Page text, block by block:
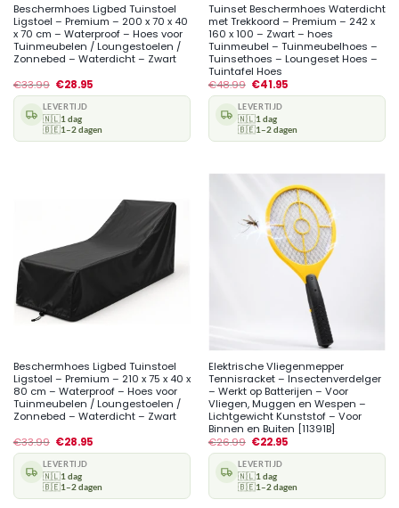
Beschermhoes Ligbed Tuinstoel
Ligstoel – Premium – 200 x 70 x 40
x 70 cm – Waterproof – Hoes voor
Tuinmeubelen / Loungestoelen /
Zonnebed – Waterdicht – Zwart
€33.99 €28.95
LEVERTIJD
🇳🇱1 dag
🇧🇪1–2 dagen
Tuinset Beschermhoes Waterdicht
met Trekkoord – Premium – 242 x
160 x 100 – Zwart – hoes
Tuinmeubel – Tuinmeubelhoes –
Tuinsethoes – Loungeset Hoes –
Tuintafel Hoes
€48.99 €41.95
LEVERTIJD
🇳🇱1 dag
🇧🇪1–2 dagen
Beschermhoes Ligbed Tuinstoel
Ligstoel – Premium – 210 x 75 x 40 x
80 cm – Waterproof – Hoes voor
Tuinmeubelen / Loungestoelen /
Zonnebed – Waterdicht – Zwart
€33.99 €28.95
LEVERTIJD
🇳🇱1 dag
🇧🇪1–2 dagen
Elektrische Vliegenmepper
Tennisracket – Insectenverdelger
– Werkt op Batterijen – Voor
Vliegen, Muggen en Wespen –
Lichtgewicht Kunststof – Voor
Binnen en Buiten [11391B]
€26.99 €22.95
LEVERTIJD
🇳🇱1 dag
🇧🇪1–2 dagen